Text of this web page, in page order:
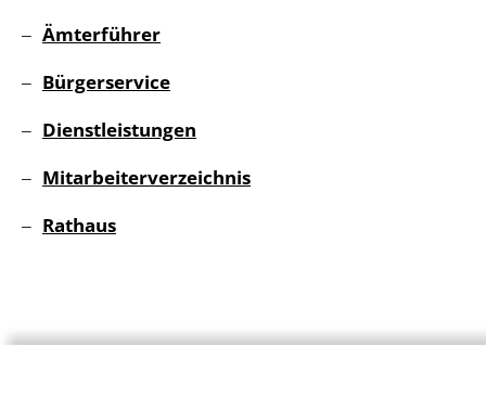
Ämterführer
Bürgerservice
Dienstleistungen
Mitarbeiterverzeichnis
Rathaus